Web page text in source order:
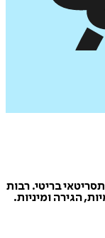
במאי ותסריטאי בריטי. רבות
הגירה ומיניות.